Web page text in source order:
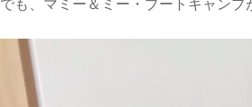
でも、マミー＆ミー・ブートキャンプ